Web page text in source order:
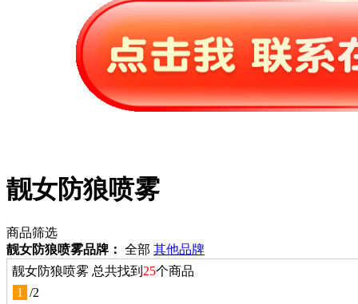
靓女防狼喷雾
商品筛选
靓女防狼喷雾品牌： 全部 其他品牌
靓女防狼喷雾 总共找到 25个商品
1
/2